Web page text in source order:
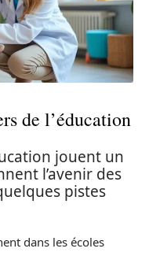
de l’éducation
jouent un
l’avenir des
pistes
dans les écoles